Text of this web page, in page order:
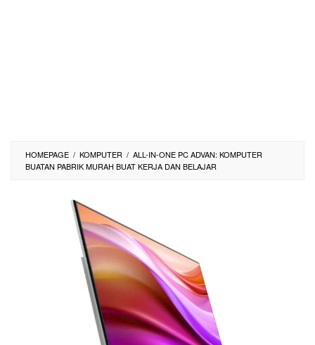
HOMEPAGE / KOMPUTER / ALL-IN-ONE PC ADVAN: KOMPUTER
BUATAN PABRIK MURAH BUAT KERJA DAN BELAJAR